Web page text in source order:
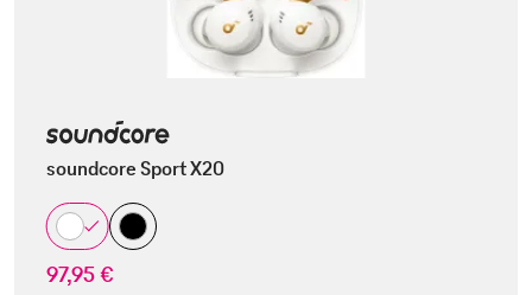
soundcore Sport X20
97,95 €